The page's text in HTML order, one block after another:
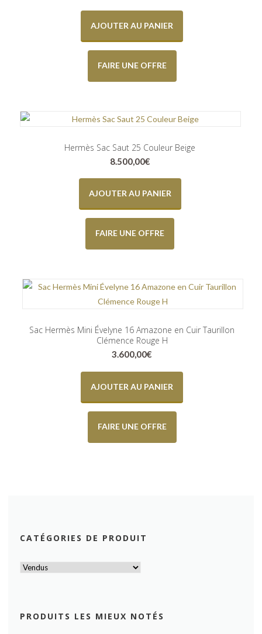
AJOUTER AU PANIER
FAIRE UNE OFFRE
Hermès Sac Saut 25 Couleur Beige
8.500,00€
AJOUTER AU PANIER
FAIRE UNE OFFRE
Sac Hermès Mini Évelyne 16 Amazone en Cuir Taurillon
Clémence Rouge H
3.600,00€
AJOUTER AU PANIER
FAIRE UNE OFFRE
CATÉGORIES DE PRODUIT
PRODUITS LES MIEUX NOTÉS